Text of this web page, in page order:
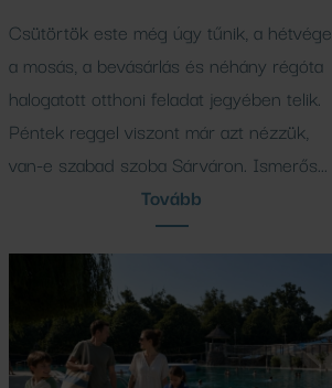
Csütörtök este még úgy tűnik, a hétvége
a mosás, a bevásárlás és néhány régóta
halogatott otthoni feladat jegyében telik.
Péntek reggel viszont már azt nézzük,
van-e szabad szoba Sárváron. Ismerős...
Tovább